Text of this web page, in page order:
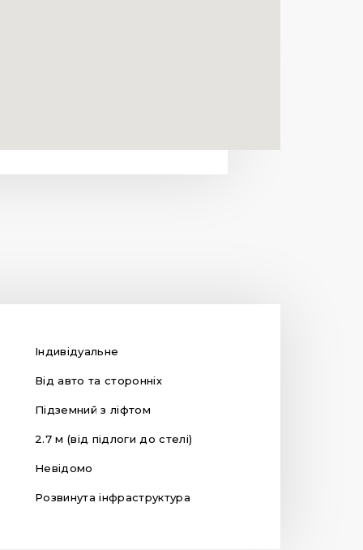
Індивідуальне
Від авто та сторонніх
Підземний з ліфтом
2.7 м (від підлоги до стелі)
Невідомо
Розвинута інфраструктура